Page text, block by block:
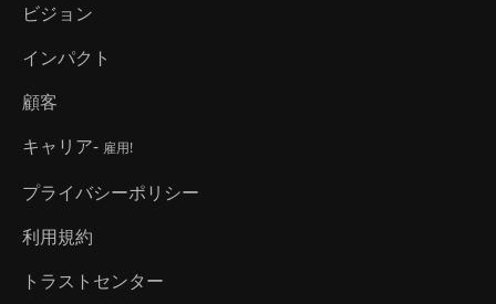
ビジョン
インパクト
顧客
キャリア- 雇用!
プライバシーポリシー
利用規約
トラストセンター